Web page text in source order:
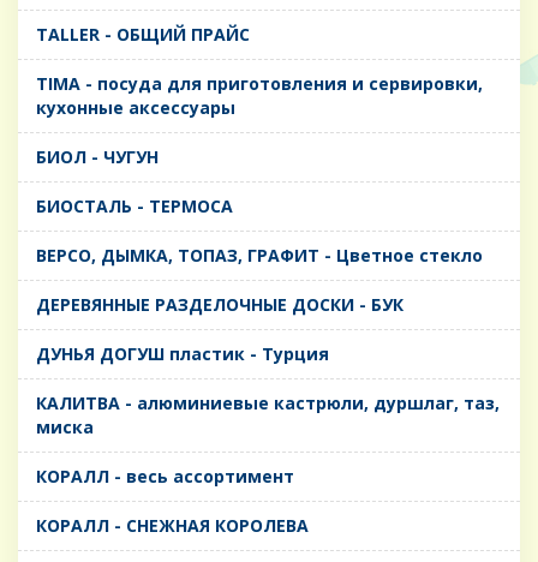
TALLER - ОБЩИЙ ПРАЙС
TIMA - посуда для приготовления и сервировки,
кухонные аксессуары
БИОЛ - ЧУГУН
БИОСТАЛЬ - ТЕРМОСА
ВЕРСО, ДЫМКА, ТОПАЗ, ГРАФИТ - Цветное стекло
ДЕРЕВЯННЫЕ РАЗДЕЛОЧНЫЕ ДОСКИ - БУК
ДУНЬЯ ДОГУШ пластик - Турция
КАЛИТВА - алюминиевые кастрюли, дуршлаг, таз,
миска
КОРАЛЛ - весь ассортимент
КОРАЛЛ - СНЕЖНАЯ КОРОЛЕВА